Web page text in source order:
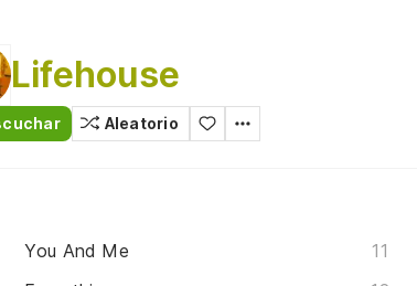
Lifehouse
Aleatorio
You And Me